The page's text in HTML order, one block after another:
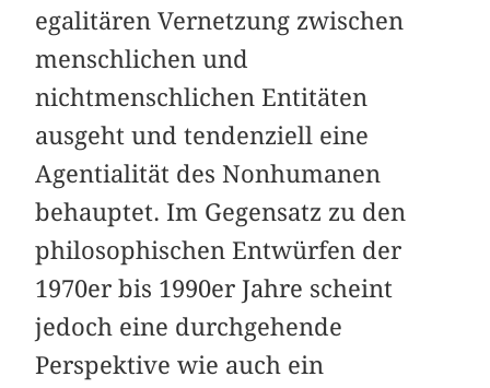
egalitären Vernetzung zwischen
menschlichen und
nichtmenschlichen Entitäten
ausgeht und tendenziell eine
Agentialität des Nonhumanen
behauptet. Im Gegensatz zu den
philosophischen Entwürfen der
1970er bis 1990er Jahre scheint
jedoch eine durchgehende
Perspektive wie auch ein